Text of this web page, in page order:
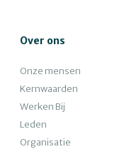
Over ons
Onze mensen
Kernwaarden
Werken Bij
Leden
Organisatie